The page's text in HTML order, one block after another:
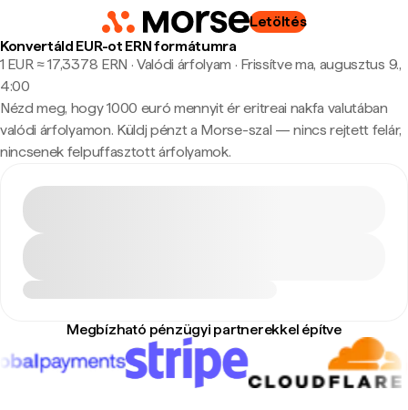
Letöltés
Konvertáld EUR-ot ERN formátumra
1 EUR ≈ 17,3378 ERN · Valódi árfolyam · Frissítve ma, augusztus 9.,
4:00
Nézd meg, hogy 1000 euró mennyit ér eritreai nakfa valutában
valódi árfolyamon. Küldj pénzt a Morse-szal — nincs rejtett felár,
nincsenek felpuffasztott árfolyamok.
Megbízható pénzügyi partnerekkel építve